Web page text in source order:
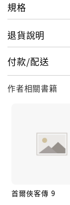
規格
退貨說明
付款/配送
作者相關書籍
首爾俠客傳 9